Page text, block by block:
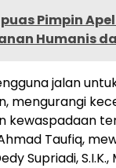
Pimpin
Humanis
jalan
mengurangi
kewaspadaan
Taufiq,
Supriadi, S.I.K.,